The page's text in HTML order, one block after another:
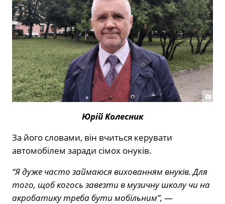
Юрій Колесник
За його словами, він вчиться керувати
автомобілем заради сімох онуків.
“Я дуже часто займаюся вихованням внуків. Для
того, щоб когось завезти в музичну школу чи на
акробатику треба бути мобільним”, —